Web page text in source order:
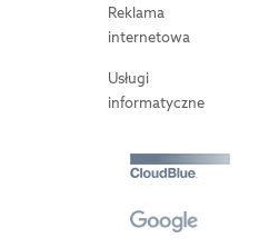
Reklama
internetowa
Usługi
informatyczne